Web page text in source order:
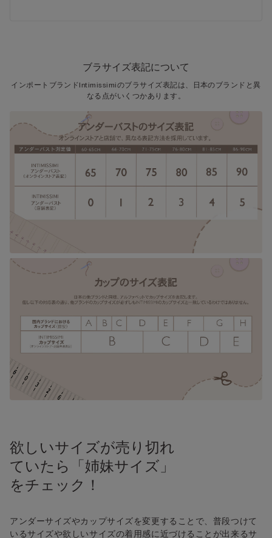
ブラサイズ表記について
インポートブランドIntimissimiのブラサイズ表記は、日本のブランドと異
なる点がいくつかあります。
欲しいサイズが売り切れ
ていたら「姉妹サイズ」
をチェック！
アンダーサイズやカップサイズを変更することで、普段つけて
いるサイズや欲しいサイズの着用感に近づけることが出来るサ